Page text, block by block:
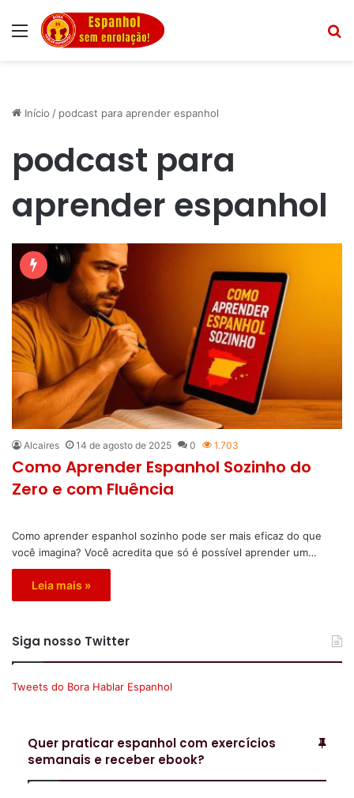
Menu
Início / podcast para aprender espanhol
podcast para
aprender espanhol
Alcaires 14 de agosto de 2025 0 1.703
Como Aprender Espanhol Sozinho do
Zero e com Fluência
Como aprender espanhol sozinho pode ser mais eficaz do que
você imagina? Você acredita que só é possível aprender um…
Leia mais »
Siga nosso Twitter
Tweets do Bora Hablar Espanhol
Quer praticar espanhol com exercícios
semanais e receber ebook?